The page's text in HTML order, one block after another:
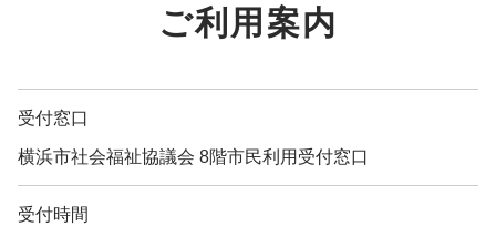
ご利用案内
受付窓口
横浜市社会福祉協議会 8階市民利用受付窓口
受付時間